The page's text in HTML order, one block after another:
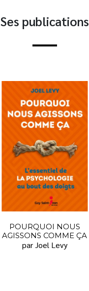
Ses publications
POURQUOI NOUS
AGISSONS COMME ÇA
par Joel Levy